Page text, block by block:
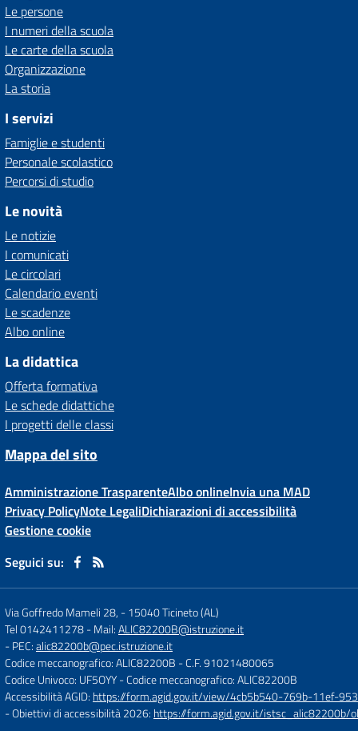
Le persone
I numeri della scuola
Le carte della scuola
Organizzazione
La storia
I servizi
Famiglie e studenti
Personale scolastico
Percorsi di studio
Le novità
Le notizie
I comunicati
Le circolari
Calendario eventi
Le scadenze
Albo online
La didattica
Offerta formativa
Le schede didattiche
I progetti delle classi
Mappa del sito
Amministrazione TrasparenteAlbo onlineInvia una MAD
Privacy PolicyNote LegaliDichiarazioni di accessibilità
Gestione cookie
Seguici su:
Via Goffredo Mameli 28, -15040 Ticineto (AL)
Tel 0142411278- Mail:ALIC82200B@istruzione.it
- PEC:alic82200b@pec.istruzione.it
Codice meccanografico: ALIC82200B - C.F. 91021480065
Codice Univoco: UF5OYY- Codice meccanografico: ALIC82200B
Accessibilità AGID: https://form.agid.gov.it/view/4cb5b540-769b-11ef-
- Obiettivi di accessibilità 2026: https://form.agid.gov.it/